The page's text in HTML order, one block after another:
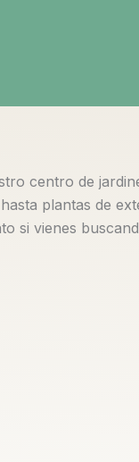
centro de
plantas de
si vienes